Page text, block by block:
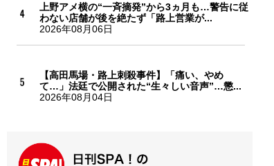
上野アメ横の“一斉摘発”から3ヵ月も…警告に従
わない店舗が後を絶たず「路上営業が...
2026年08月06日
【高田馬場・路上刺殺事件】「痛い、やめ
て…」法廷で公開された“生々しい音声”…懲...
2026年08月04日